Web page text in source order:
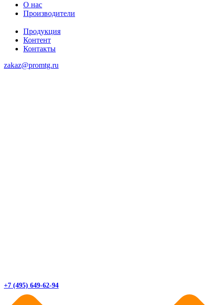
О нас
Производители
Продукция
Контент
Контакты
zakaz@promtg.ru
+7 (495) 649-62-94